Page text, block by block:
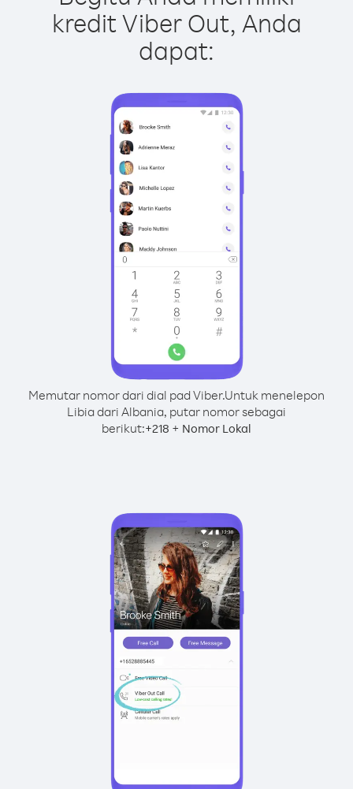
kredit Viber Out, Anda
dapat:
Memutar nomor dari dial pad Viber.Untuk menelepon
Libia dari Albania, putar nomor sebagai
berikut:+218 + Nomor Lokal